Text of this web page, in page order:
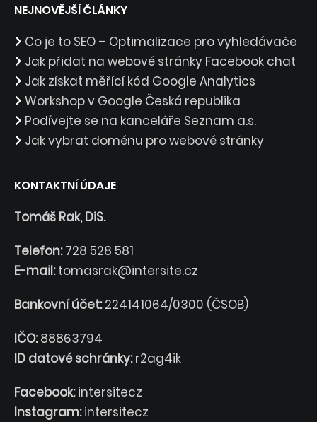
NEJNOVĚJŠÍ ČLÁNKY
Co je to SEO – Optimalizace pro vyhledávače
Jak přidat na webové stránky Facebook chat
Jak získat měřící kód Google Analytics
Workshop v Google Česká republika
Podívejte se na kanceláře Seznam a.s.
Jak vybrat doménu pro webové stránky
KONTAKTNÍ ÚDAJE
Tomáš Rak, DiS.
Telefon: 728 528 581
E-mail: tomasrak@intersite.cz
Bankovní účet:224141064/0300 (ČSOB)
IČO:88863794
ID datové schránky:r2ag4ik
Facebook: intersitecz
Instagram: intersitecz